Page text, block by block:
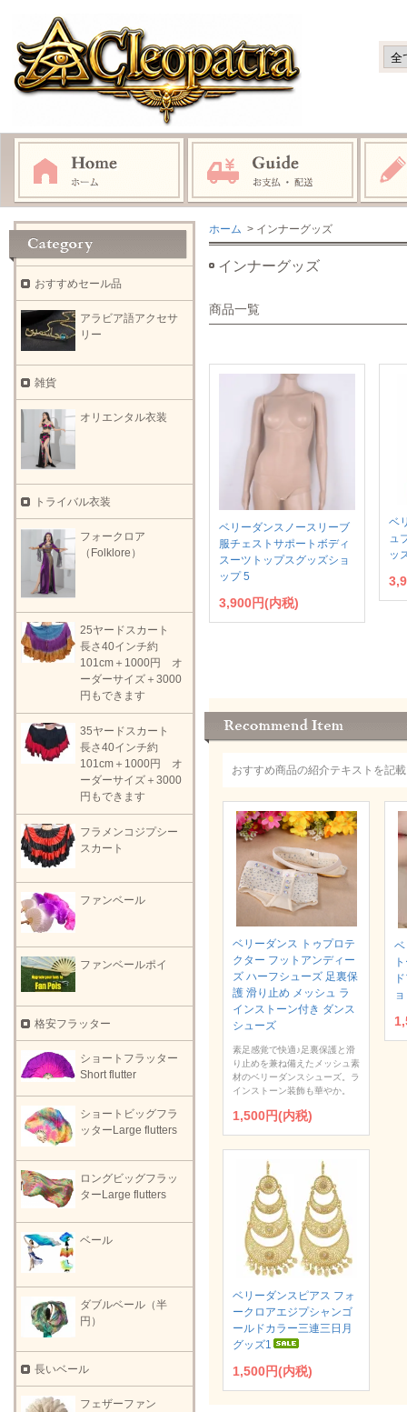
ホーム > インナーグッズ
インナーグッズ
商品一覧
ベリーダンスノースリーブ
服チェストサポートボディ
スーツトップスグッズショ
ップ 5
3,900円(内税)
ベ
ュ
ッ
おすすめ商品の紹介テキストを記
ベリーダンス トゥプロテ
クター フットアンディー
ズ ハーフシューズ 足裏保
護 滑り止め メッシュ ラ
インストーン付き ダンス
シューズ
素足感覚で快適♪足裏保護と滑
り止めを兼ね備えたメッシュ素
材のベリーダンスシューズ。ラ
インストーン装飾も華やか。
1,500円(内税)
ベリーダンスピアス フォ
ークロアエジプシャンゴ
ールドカラー三連三日月
グッズ1
1,500円(内税)
おすすめセール品
アラビア語アクセサ
リー
雑貨
オリエンタル衣装
トライバル衣装
フォークロア
（Folklore）
25ヤードスカート
長さ40インチ約
101cm＋1000円 オ
ーダーサイズ＋3000
円もできます
35ヤードスカート
長さ40インチ約
101cm＋1000円 オ
ーダーサイズ＋3000
円もできます
フラメンコジプシー
スカート
ファンベール
ファンベールポイ
格安フラッター
ショートフラッター
Short flutter
ショートビッグフラ
ッターLarge flutters
ロングビッグフラッ
ターLarge flutters
ベール
ダブルベール（半
円）
長いベール
フェザーファン